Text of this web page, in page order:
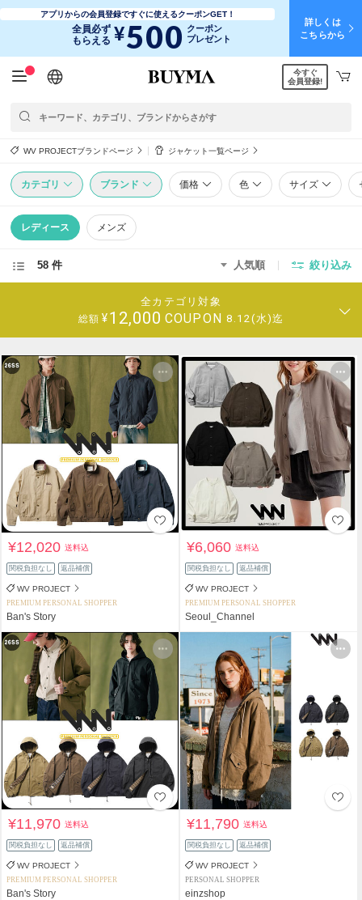
アプリからの会員登録ですぐに使えるクーポンGET！
全員必ず
もらえる ¥500 クーポン
プレゼント
詳しくは
こちらから
日本語
English
简体中文
繁體中文
今すぐ
会員登録!
WV PROJECTブランドページ ジャケット一覧ページ
カテゴリ ブランド 価格 色 サイズ
レディース メンズ
58 件 人気順 絞り込み
全カテゴリ対象
総額 ¥12,000 COUPON 8.12(水)迄
¥12,020送料込
関税負担なし 返品補償
WV PROJECT
PREMIUM PERSONAL SHOPPER
Ban's Story
¥6,060送料込
関税負担なし 返品補償
WV PROJECT
PREMIUM PERSONAL SHOPPER
Seoul_Channel
¥11,970送料込
関税負担なし 返品補償
WV PROJECT
PREMIUM PERSONAL SHOPPER
Ban's Story
¥11,790送料込
関税負担なし 返品補償
WV PROJECT
PERSONAL SHOPPER
einzshop